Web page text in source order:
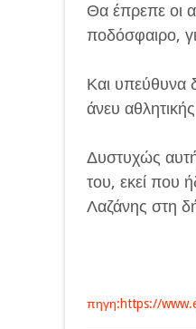
Θα έπρεπε οι
ποδόσφαιρο,
Και υπεύθυνα
άνευ
Δυστυχώς
του, εκεί που
Λαζάνης στη
πηγη:https://